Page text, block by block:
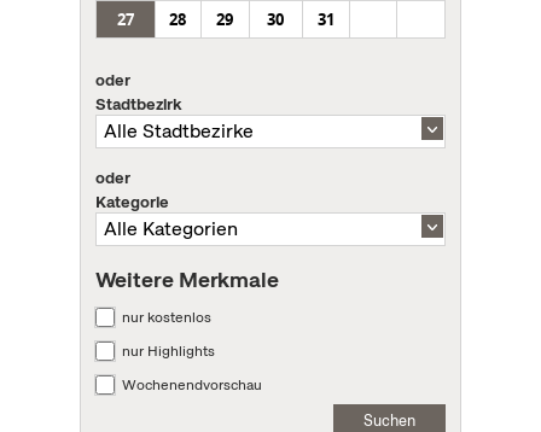
27
28 29 30 31
oder
Stadtbezirk
oder
Kategorie
Weitere Merkmale
nur kostenlos
nur Highlights
Wochenendvorschau
Suchen